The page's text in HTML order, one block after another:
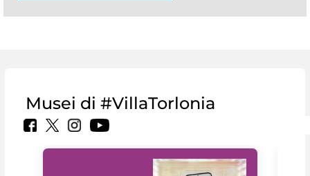
Musei di #VillaTorlonia